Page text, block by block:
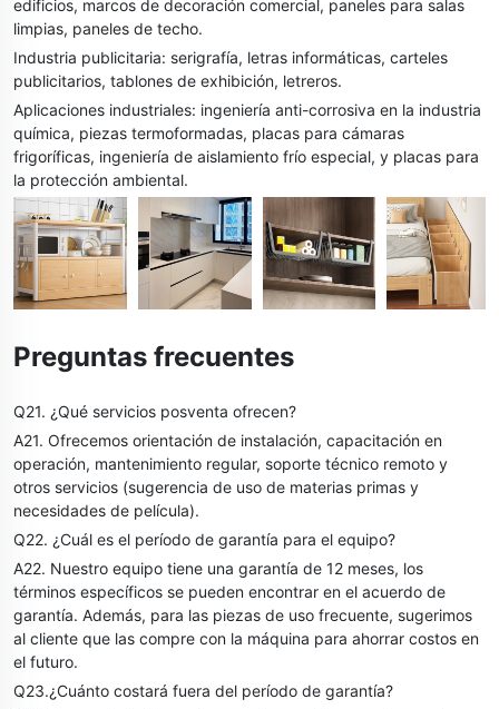
edificios, marcos de decoración comercial, paneles para salas
limpias, paneles de techo.
Industria publicitaria: serigrafía, letras informáticas, carteles
publicitarios, tablones de exhibición, letreros.
Aplicaciones industriales: ingeniería anti-corrosiva en la industria
química, piezas termoformadas, placas para cámaras
frigoríficas, ingeniería de aislamiento frío especial, y placas para
la protección ambiental.
Preguntas frecuentes
Q21. ¿Qué servicios posventa ofrecen?
A21. Ofrecemos orientación de instalación, capacitación en
operación, mantenimiento regular, soporte técnico remoto y
otros servicios (sugerencia de uso de materias primas y
necesidades de película).
Q22. ¿Cuál es el período de garantía para el equipo?
A22. Nuestro equipo tiene una garantía de 12 meses, los
términos específicos se pueden encontrar en el acuerdo de
garantía. Además, para las piezas de uso frecuente, sugerimos
al cliente que las compre con la máquina para ahorrar costos en
el futuro.
Q23.¿Cuánto costará fuera del período de garantía?